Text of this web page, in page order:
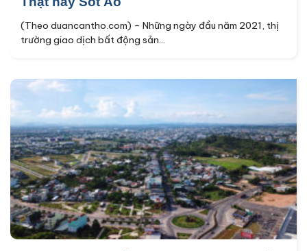
(Theo duancantho.com) – Những ngày đầu năm 2021, thị
trường giao dịch bất động sản...